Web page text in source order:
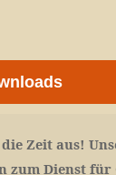
Zeit aus!
zum Dienst für